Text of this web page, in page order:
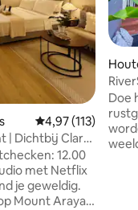
112 recensies
Gemiddelde
4,97 (113)
| Dichtbij Clark
12.00
met Netflix
je geweldig.
Mount Arayat
Doe